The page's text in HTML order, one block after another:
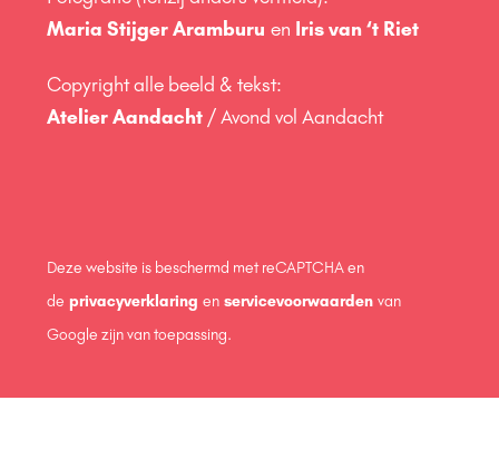
Maria Stijger Aramburu en Iris van ‘t Riet
Copyright alle beeld & tekst:
Atelier Aandacht / Avond vol Aandacht
Deze website is beschermd met reCAPTCHA en
de privacyverklaring en servicevoorwaarden van
Google zijn van toepassing.